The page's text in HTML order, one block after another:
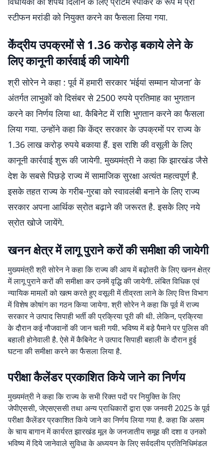
स्टीफन मरांडी को नियुक्त करने का फैसला लिया गया.
केंंद्रीय उपक्रमों से 1.36 करोड़ बकाये लेने के
लिए कानूनी कार्रवाई की जायेगी
श्री सोरेन ने कहा : पूर्व में हमारी सरकार ‘मंईयां सम्मान योजना’ के
अंतर्गत लाभुकों को दिसंबर से 2500 रुपये प्रतिमाह का भुगतान
करने का निर्णय लिया था. कैबिनेट में राशि भुगतान करने का फैसला
लिया गया. उन्होंने कहा कि केंद्र सरकार के उपक्रमों पर राज्य के
1.36 लाख करोड़ रुपये बकाया हैं. इस राशि की वसूली के लिए
कानूनी कार्रवाई शुरू की जायेगी. मुख्यमंत्री ने कहा कि झारखंड जैसे
देश के सबसे पिछड़े राज्य में सामाजिक सुरक्षा अत्यंत महत्वपूर्ण है.
इसके तहत राज्य के गरीब-गुरबा को स्वावलंबी बनाने के लिए राज्य
सरकार अपना आर्थिक स्रोत बढ़ाने की जरूरत है. इसके लिए नये
स्रोत खोजे जायेंगे.
खनन क्षेत्र में लागू पुराने करों की समीक्षा की जायेगी
मुख्यमंत्री श्री सोरेन ने कहा कि राज्य की आय में बढ़ोतरी के लिए खनन क्षेत्र
में लागू पुराने करों की समीक्षा कर उनमें वृद्धि की जायेगी. लंबित विधिक एवं
न्यायिक मामलों को खत्म करते हुए वसूली में तीव्रता लाने के लिए वित्त विभाग
में विशेष कोषांग का गठन किया जायेगा. श्री सोरेन ने कहा कि पूर्व में राज्य
सरकार ने उत्पाद सिपाही भर्ती की प्रक्रिया पूरी की थी. लेकिन, प्रक्रिया
के दौरान कई नौजवानों की जान चली गयी. भविष्य में बड़े पैमाने पर पुलिस की
बहाली होनेवाली है. ऐसे में कैबिनेट ने उत्पाद सिपाही बहाली के दौरान हुई
घटना की समीक्षा करने का फैसला लिया है.
परीक्षा कैलेंडर प्रकाशित किये जाने का निर्णय
मुख्यमंत्री ने कहा कि राज्य के सभी रिक्त पदों पर नियुक्ति के लिए
जेपीएससी, जेएसएससी तथा अन्य प्राधिकारों द्वारा एक जनवरी 2025 के पूर्व
परीक्षा कैलेंडर प्रकाशित किये जाने का निर्णय लिया गया है. कहा कि असम
के चाय बागान में कार्यरत झारखंड मूल के जनजातीय समूह की दशा व उनको
भविष्य में दिये जानेवाले सुविधा के अध्ययन के लिए सर्वदलीय प्रतिनिधिमंडल